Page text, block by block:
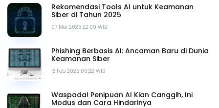
07 Mei 2025 22.09 WIB
Rekomendasi Tools AI untuk Keamanan
Siber di Tahun 2025
18 Feb 2025 09.22 WIB
Phishing Berbasis AI: Ancaman Baru di Dunia
Keamanan Siber
Waspada! Penipuan AI Kian Canggih, Ini
Modus dan Cara Hindarinya